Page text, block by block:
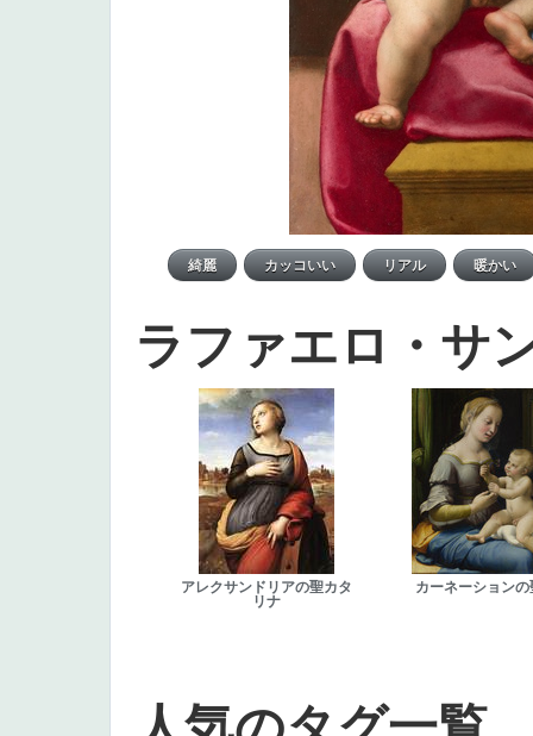
ラファエロ・サ
アレクサンドリアの聖カタ
リナ
カーネーションの